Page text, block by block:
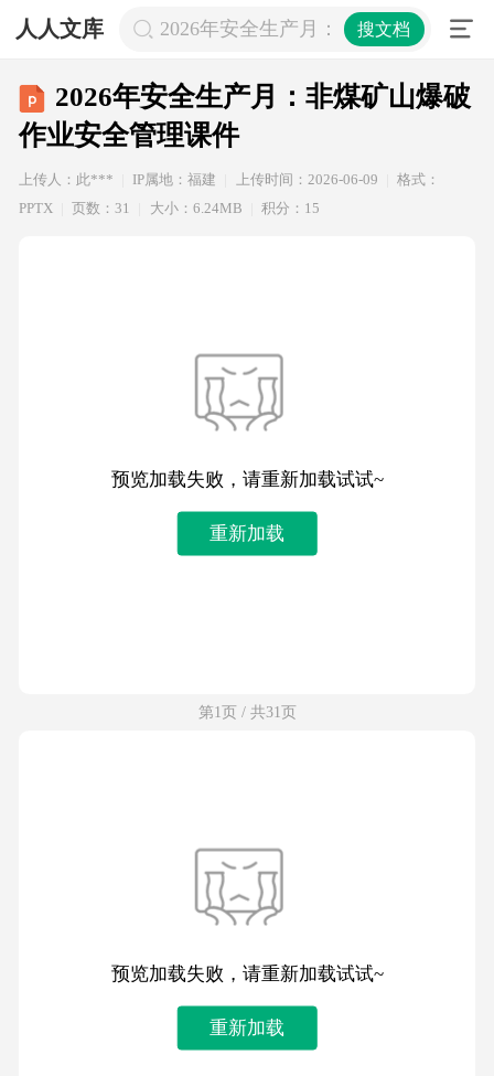
人人文库 2026年安全生产月：非煤矿山爆破作
搜文档
2026年安全生产月：非煤矿山爆破
作业安全管理课件
上传人：此*** IP属地：福建 上传时间：2026-06-09
格式：
PPTX
页数：31 大小：6.24MB 积分：15
预览加载失败，请重新加载试试~
重新加载
第1页 / 共31页
预览加载失败，请重新加载试试~
重新加载